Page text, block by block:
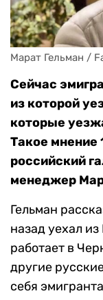
Марат Гельман /
Сейчас
из которой
которые
Такое мнение
российский
менеджер
Гельман
назад уехал
работает в
другие
себя